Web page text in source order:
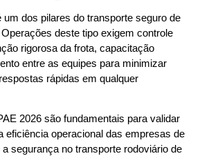
um dos pilares do transporte seguro de
deste tipo exigem controle
rigorosa da frota, capacitação
entre as equipes para minimizar
rápidas em qualquer
2026 são fundamentais para validar
eficiência operacional das empresas de
segurança no transporte rodoviário de